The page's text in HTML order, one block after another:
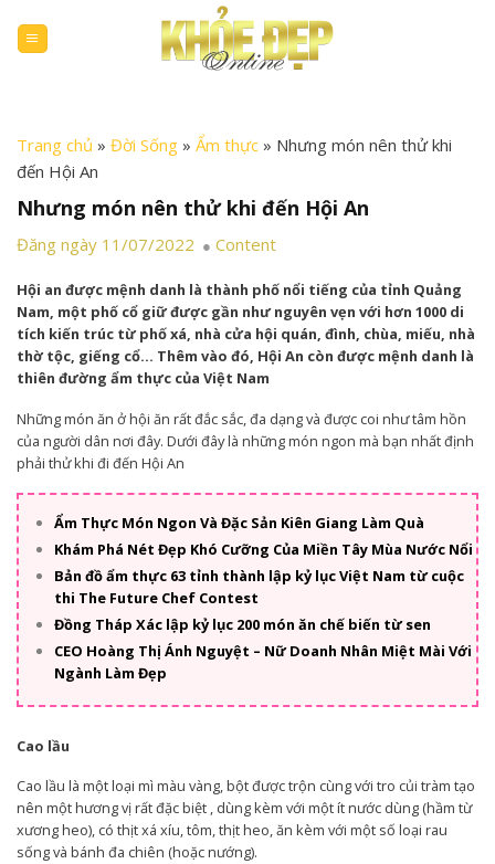
content
Trang chủ » Đời Sống » Ẩm thực » Nhưng món nên thử khi
đến Hội An
Nhưng món nên thử khi đến Hội An
Đăng ngày 11/07/2022 Content
Hội an được mệnh danh là thành phố nổi tiếng của tỉnh Quảng
Nam, một phố cổ giữ được gần như nguyên vẹn với hơn 1000 di
tích kiến trúc từ phố xá, nhà cửa hội quán, đình, chùa, miếu, nhà
thờ tộc, giếng cổ… Thêm vào đó, Hội An còn được mệnh danh là
thiên đường ẩm thực của Việt Nam
Những món ăn ở hội ăn rất đắc sắc, đa dạng và được coi như tâm hồn
của người dân nơi đây. Dưới đây là những món ngon mà bạn nhất định
phải thử khi đi đến Hội An
Ẩm Thực Món Ngon Và Đặc Sản Kiên Giang Làm Quà
Khám Phá Nét Đẹp Khó Cưỡng Của Miền Tây Mùa Nước Nổi
Bản đồ ẩm thực 63 tỉnh thành lập kỷ lục Việt Nam từ cuộc
thi The Future Chef Contest
Đồng Tháp Xác lập kỷ lục 200 món ăn chế biến từ sen
CEO Hoàng Thị Ánh Nguyệt – Nữ Doanh Nhân Miệt Mài Với
Ngành Làm Đẹp
Cao lầu
Cao lầu là một loại mì màu vàng, bột được trộn cùng với tro củi tràm tạo
nên một hương vị rất đặc biệt , dùng kèm với một ít nước dùng (hầm từ
xương heo), có thịt xá xíu, tôm, thịt heo, ăn kèm với một số loại rau
sống và bánh đa chiên (hoặc nướng).